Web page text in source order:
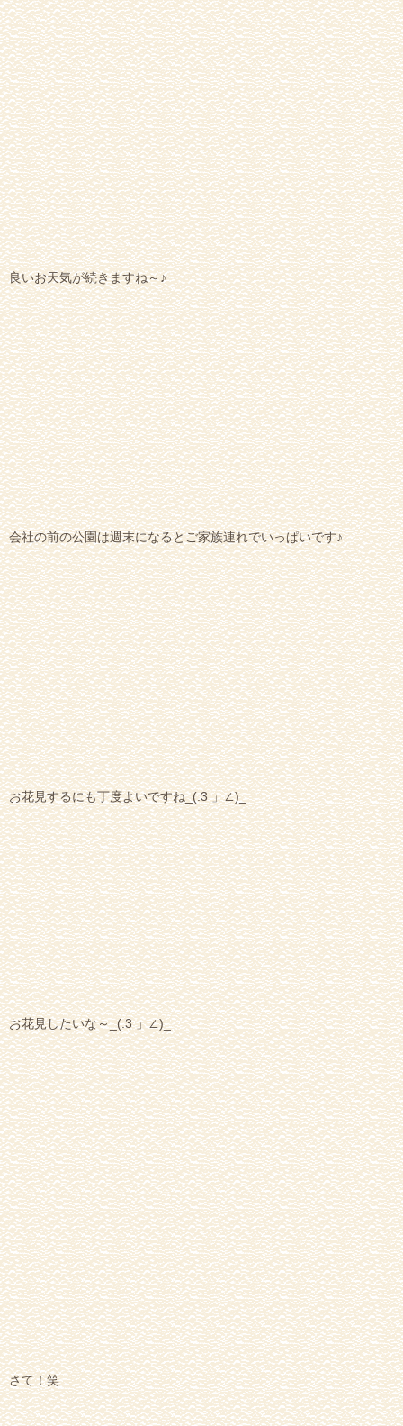
良いお天気が続きますね～♪
会社の前の公園は週末になるとご家族連れでいっぱいです♪
お花見するにも丁度よいですね_(:3 」∠)_
お花見したいな～_(:3 」∠)_
さて！笑